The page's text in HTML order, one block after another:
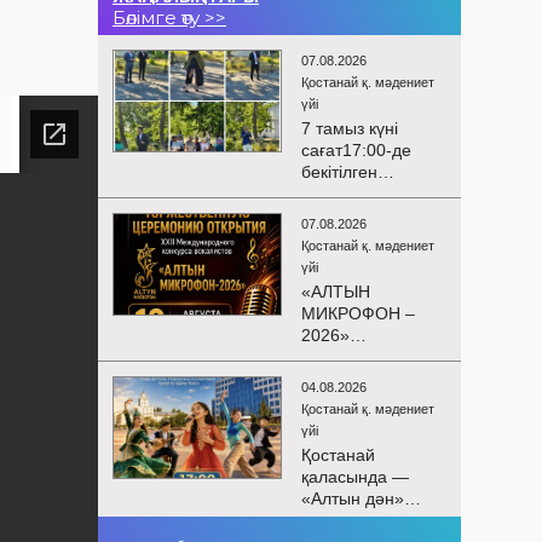
Бөлімге өту >>
07.08.2026
Қостанай қ. мәдениет
үйі
7 тамыз күні
сағат17:00-де
бекітілген
жоспарға және
KPI
көрсеткіштерін
орындау аясында
«Таза Қазақстан»
экологиялық
акциясына
арналған көшпелі
концерт
Меңдіқара
ауданының
Красная Пресня
ауылында
өткізілді
07.08.2026
Қостанай қ. мәдениет
үйі
«АЛТЫН
МИКРОФОН –
2026»
БАЙҚАУЫНЫҢ
САЛТАНАТТЫ
АШЫЛУЫ
Сіздерді
вокалистердің
«Алтын
микрофон –
2026» XXII
04.08.2026
Қостанай қ. мәдениет
үйі
Қостанай
қаласында —
«Алтын дән»
балалар